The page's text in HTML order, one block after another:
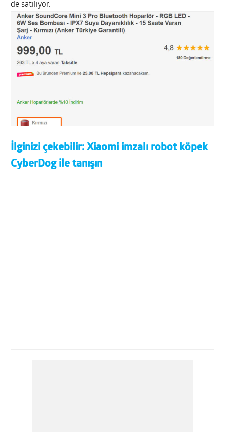
de satılıyor.
İlginizi çekebilir:Xiaomi imzalı robot köpek
CyberDog ile tanışın